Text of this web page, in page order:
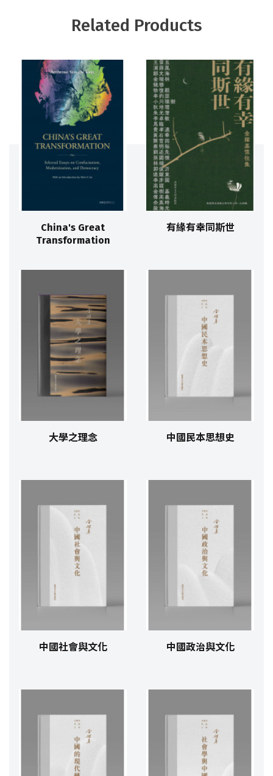
Related Products
China's Great
Transformation
有緣有幸同斯世
大學之理念 中國民本思想史
中國社會與文化 中國政治與文化